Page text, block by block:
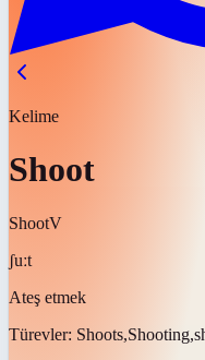
Kelime
Shoot
ShootV
ʃuːt
Ateş etmek
Türevler: